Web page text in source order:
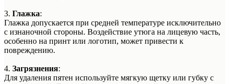
3. Глажка:
Глажка допускается при средней температуре исключительно
с изнаночной стороны. Воздействие утюга на лицевую часть,
особенно на принт или логотип, может привести к
повреждению.
4. Загрязнения:
Для удаления пятен используйте мягкую щетку или губку с